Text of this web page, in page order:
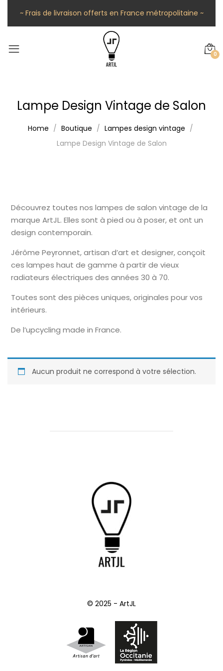
~ Frais de livraison offerts en France métropolitaine ~
0
Lampe Design Vintage de Salon
Home Boutique
Lampes design vintage
Lampe Design Vintage de Salon
Découvrez toutes nos lampes de salon vintage de la
marque ArtJL. Elles sont à pied ou à poser, et ont un
design contemporain.
Jérôme Peyronnet, artisan d’art et designer, conçoit
ces lampes haut de gamme à partir de vieux
radiateurs électriques des années 30 à 70.
Toutes sont des pièces uniques, originales pour vos
intérieurs.
De l’upcycling made in France.
Aucun produit ne correspond à votre sélection.
© 2025 - ArtJL